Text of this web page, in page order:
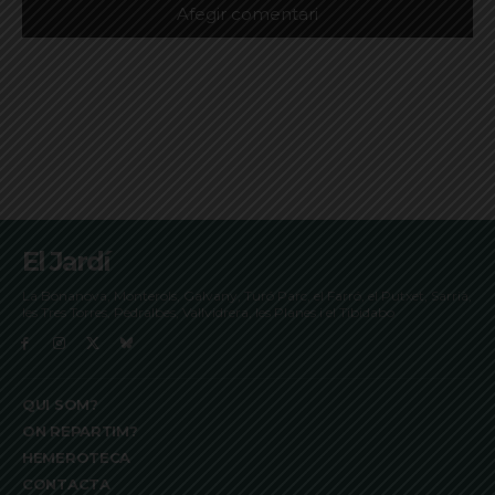
El Jardí
La Bonanova, Monterols, Galvany, Turó Parc, el Farró, el Putxet, Sarrià,
les Tres Torres, Pedralbes, Vallvidrera, les Planes i el Tibidabo
QUI SOM?
ON REPARTIM?
HEMEROTECA
CONTACTA